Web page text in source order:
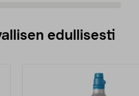
edullisesti